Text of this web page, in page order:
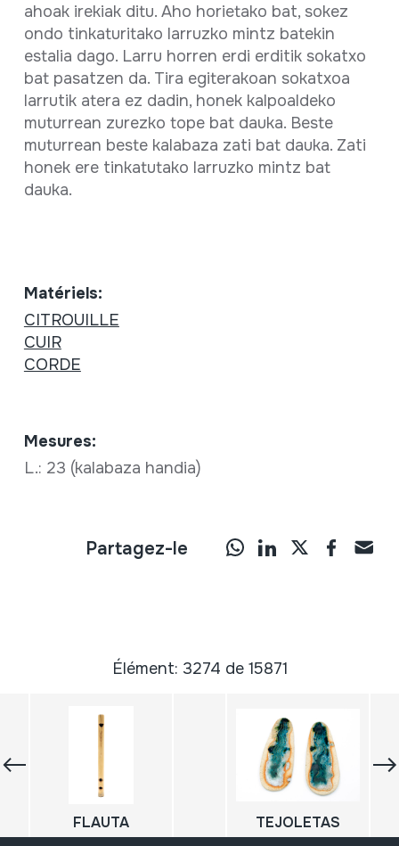
ahoak irekiak ditu. Aho horietako bat, sokez
ondo tinkaturitako larruzko mintz batekin
estalia dago. Larru horren erdi erditik sokatxo
bat pasatzen da. Tira egiterakoan sokatxoa
larrutik atera ez dadin, honek kalpoaldeko
muturrean zurezko tope bat dauka. Beste
muturrean beste kalabaza zati bat dauka. Zati
honek ere tinkatutako larruzko mintz bat
dauka.
Matériels:
CITROUILLE
CUIR
CORDE
Mesures:
L.: 23 (kalabaza handia)
Partagez-le
Élément: 3274 de 15871
FLAUTA TEJOLETAS